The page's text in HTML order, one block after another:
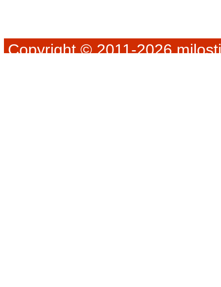
Copyright © 2011-2026